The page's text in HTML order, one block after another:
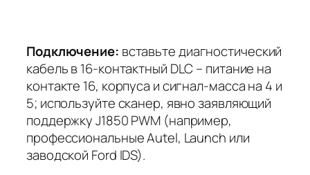
Подключение: вставьте диагностический
кабель в 16-контактный DLC – питание на
контакте 16, корпуса и сигнал-масса на 4 и
5; используйте сканер, явно заявляющий
поддержку J1850 PWM (например,
профессиональные Autel, Launch или
заводской Ford IDS).